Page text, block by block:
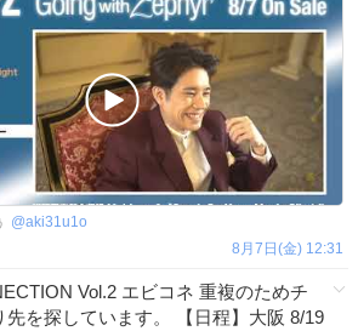
@aki31u1o
8月7日(金) 12:31
Vol.2 エビコネ 重複のためチ
先を探しています。 【日程】大阪 8/19